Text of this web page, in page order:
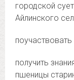
городской
Айлинского
️получить
пшеницы